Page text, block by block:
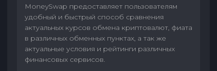
MoneySwap предоставляет пользователям
удобный и быстрый способ сравнения
актуальных курсов обмена криптовалют, фиата
в различных обменных пунктах, а так же
актуальные условия и рейтинги различных
финансовых сервисов.